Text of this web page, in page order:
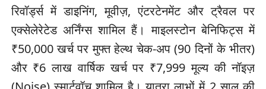
रिवॉर्ड्स में डाइनिंग, मूवीज़, एंटरटेनमेंट और ट्रैवल पर
एक्सेलेरेटेड अर्निंग्स शामिल हैं। माइलस्टोन बेनिफिट्स में
₹50,000 खर्च पर मुफ्त हेल्थ चेक-अप (90 दिनों के भीतर)
और ₹6 लाख वार्षिक खर्च पर ₹7,999 मूल्य की नॉइज़